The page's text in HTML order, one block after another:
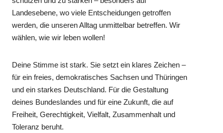
Landesebene, wo viele Entscheidungen getroffen
werden, die unseren Alltag unmittelbar betreffen. Wir
wählen, wie wir leben wollen!
Deine Stimme ist stark. Sie setzt ein klares Zeichen –
für ein freies, demokratisches Sachsen und Thüringen
und ein starkes Deutschland. Für die Gestaltung
deines Bundeslandes und für eine Zukunft, die auf
Freiheit, Gerechtigkeit, Vielfalt, Zusammenhalt und
Toleranz beruht.